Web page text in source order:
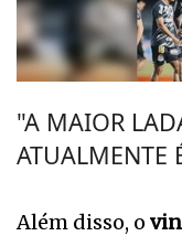
"A MAIOR
ATUALMENTE
Além disso, o